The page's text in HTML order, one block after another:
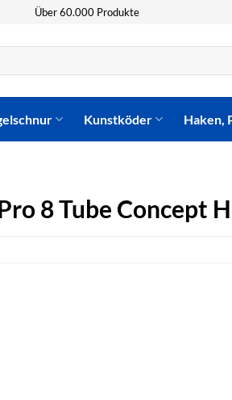
Über 60.000 Produkte
Kunstköder Haken,
8 Tube Concept